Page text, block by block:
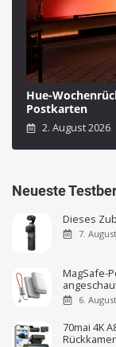
Hue-
Postkarten
2. August 2026
Neueste
Dieses
7.
MagSafe-
6.
70mai 4K